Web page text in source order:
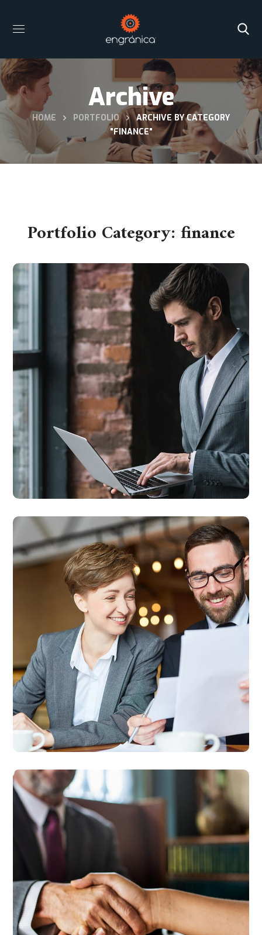
Archive
HOME PORTFOLIO
ARCHIVE BY CATEGORY
"FINANCE"
Portfolio Category: finance